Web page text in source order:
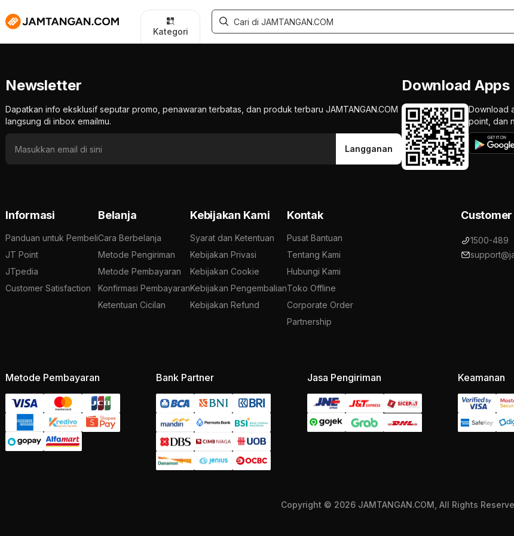
Newsletter
Dapatkan info eksklusif seputar promo, penawaran terbatas, dan produk terbaru JAMTANGAN.COM
langsung di inbox emailmu.
Langganan
Download Apps
Download
point, dan
Informasi
Panduan untuk Pembeli
JT Point
JTpedia
Customer Satisfaction
Belanja
Cara Berbelanja
Metode Pengiriman
Metode Pembayaran
Konfirmasi Pembayaran
Ketentuan Cicilan
Kebijakan Kami
Syarat dan Ketentuan
Kebijakan Privasi
Kebijakan Cookie
Kebijakan Pengembalian
Kebijakan Refund
Kontak
Pusat Bantuan
Tentang Kami
Hubungi Kami
Toko Offline
Corporate Order
Partnership
1500-489
Metode Pembayaran Bank Partner Jasa Pengiriman Keamanan
Copyright © 2026 JAMTANGAN.COM, All Rights
Kategori